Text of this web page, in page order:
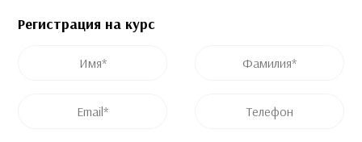
Регистрация на курс
Название курса